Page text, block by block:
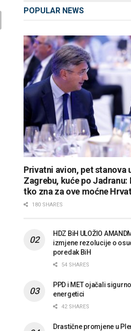
POPULAR NEWS
Privatni avion, pet stanova
Zagrebu, kuće po Jadranu:
tko zna za ove moćne
180 SHARES
HDZ BiH ULOŽIO
izmjene rezolucije o
poredak BiH
54 SHARES
PPD i MET ojačali
energetici
42 SHARES
Drastične promjene u